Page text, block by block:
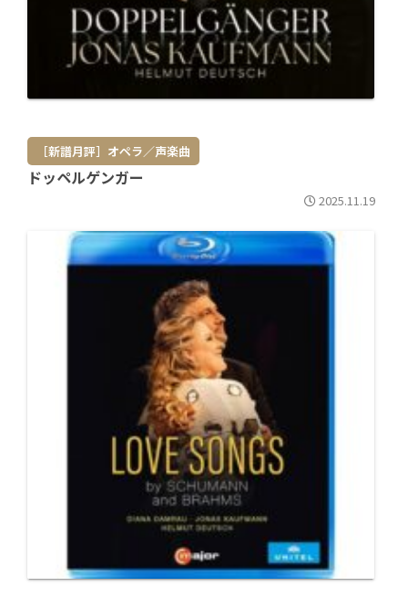
［新譜月評］オペラ／声楽曲
ドッペルゲンガー
2025.11.19